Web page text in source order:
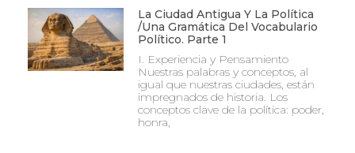
La Ciudad Antigua Y La Política
/Una Gramática Del Vocabulario
Político. Parte 1
I. Experiencia y Pensamiento
Nuestras palabras y conceptos, al
igual que nuestras ciudades, están
impregnados de historia. Los
conceptos clave de la política: poder,
honra,